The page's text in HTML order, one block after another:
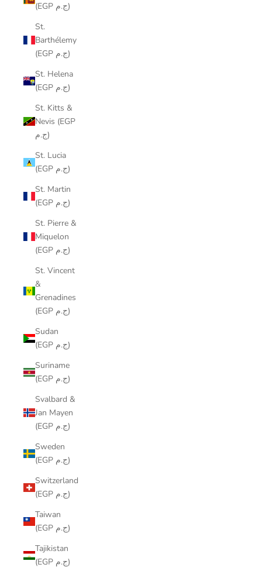
(EGP ج.م)
St.
Barthélemy
(EGP ج.م)
St. Helena
(EGP ج.م)
St. Kitts &
Nevis (EGP
ج.م)
St. Lucia
(EGP ج.م)
St. Martin
(EGP ج.م)
St. Pierre &
Miquelon
(EGP ج.م)
St. Vincent
&
Grenadines
(EGP ج.م)
Sudan
(EGP ج.م)
Suriname
(EGP ج.م)
Svalbard &
Jan Mayen
(EGP ج.م)
Sweden
(EGP ج.م)
Switzerland
(EGP ج.م)
Taiwan
(EGP ج.م)
Tajikistan
(EGP ج.م)